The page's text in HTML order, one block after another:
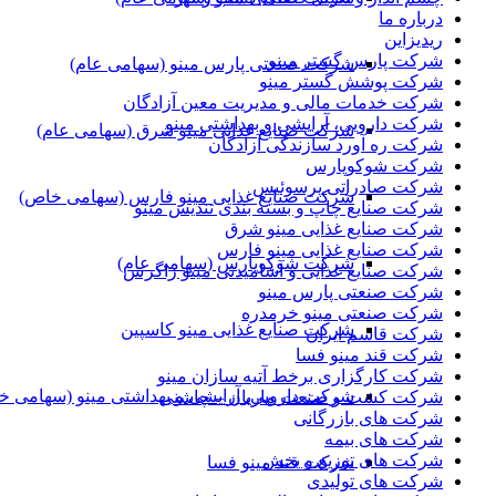
شرکت صنعتی پارس مینو (سهامی عام)
شرکت صنایع غذایی مینو شرق (سهامی عام)
شرکت صنایع غذایی مینو فارس (سهامی خاص)
شرکت شوکوپارس (سهامی عام)
شرکت صنایع غذایی مینو کاسپین
شرکت دارویی، آرایشی و بهداشتی مینو (سهامی
شرکت قند مینو فسا
درباره ما
ریدیزاین
شرکت پارس گستر مینو
شرکت پوشش گستر مینو
شرکت خدمات مالی و مدیریت معین آزادگان
شرکت دارویی، آرایشی و بهداشتی مینو
شرکت ره آورد سازندگی آزادگان
شرکت شوکوپارس
شرکت صادراتی پرسوئیس
شرکت صنایع چاپ و بسته بندی تندیس مینو
شرکت صنایع غذایی مینو شرق
شرکت صنایع غذایی مینو فارس
شرکت صنایع غذایی و آشامیدنی مینو زاگرس
شرکت صنعتی پارس مینو
شرکت صنعتی مینو خرمدره
شرکت قاسم ایران
شرکت قند مینو فسا
شرکت کارگزاری برخط آتیه سازان مینو
شرکت کشت و صنعت ماریان – چاشنی
شرکت های بازرگانی
شرکت های بیمه
شرکت های توزیع و پخش
شرکت های تولیدی